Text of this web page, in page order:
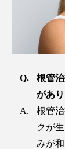
根管
があ
根管
クが
みが